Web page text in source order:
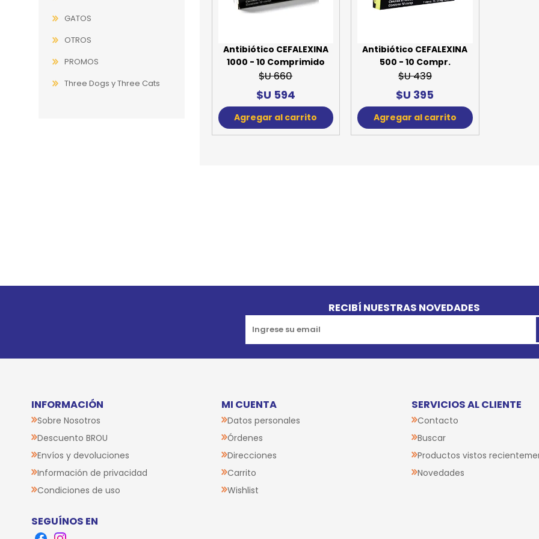
COMEDEROS Y BEBEDEROS
CAMAS
Antibiótico CEFALEXINA
1000 - 10 Comprimido
$U 660
$U 594
Agregar al carrito
Antibiótico CEFALEXINA
500 - 10 Compr.
$U 439
$U 395
Agregar al carrito
GATOS
OTROS
PROMOS
Three Dogs y Three Cats
RECIBÍ NUESTRAS NOVEDADES
INFORMACIÓN
Sobre Nosotros
Descuento BROU
Envíos y devoluciones
Información de privacidad
Condiciones de uso
MI CUENTA
Datos personales
Órdenes
Direcciones
Carrito
Wishlist
SERVICIOS AL CLIENTE
Contacto
Buscar
Productos vistos
Novedades
SEGUÍNOS EN